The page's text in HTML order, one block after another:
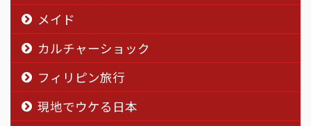
メイド
カルチャーショック
フィリピン旅行
現地でウケる日本